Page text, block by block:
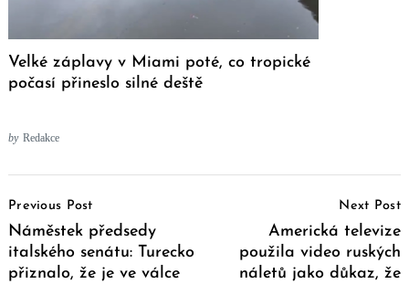
Velké záplavy v Miami poté, co tropické
počasí přineslo silné deště
by Redakce
Navigation
Previous Post
Náměstek předsedy
italského senátu: Turecko
přiznalo, že je ve válce
Next Post
Americká televize
použila video ruských
náletů jako důkaz, že